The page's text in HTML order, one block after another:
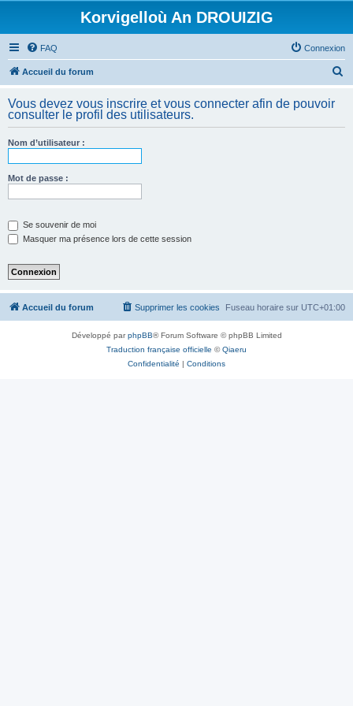
Korvigelloù An DROUIZIG
FAQ Connexion
Accueil du forum
h
Vous devez vous inscrire et vous connecter afin de pouvoir
consulter le profil des utilisateurs.
Nom d’utilisateur :
Mot de passe :
Se souvenir de moi
Masquer ma présence lors de cette session
Accueil du forum Fuseau horaire sur UTC+01:00
Supprimer les cookies
Développé parphpBB® Forum Software © phpBB Limited
Traduction française officielle ©Qiaeru
Confidentialité | Conditions